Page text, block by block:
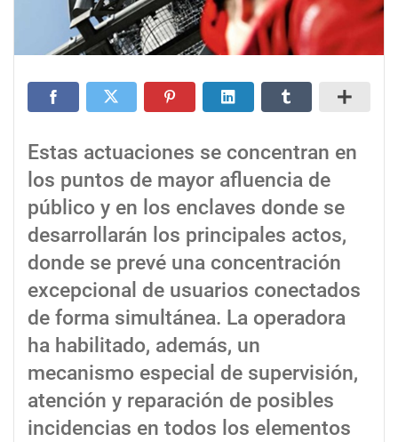
Estas actuaciones se concentran en
los puntos de mayor afluencia de
público y en los enclaves donde se
desarrollarán los principales actos,
donde se prevé una concentración
excepcional de usuarios conectados
de forma simultánea. La operadora
ha habilitado, además, un
mecanismo especial de supervisión,
atención y reparación de posibles
incidencias en todos los elementos